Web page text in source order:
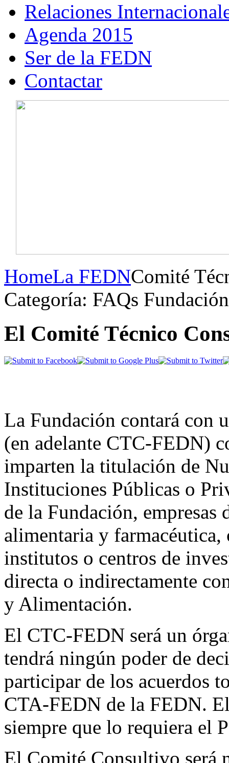
Relaciones
Agenda 2015
Ser de la FEDN
Contactar
HomeLa FEDNComité
Categoría: FAQs Fundación
El Comité Técnico
La Fundación contará con
(en adelante CTC-FEDN)
imparten la titulación de
Instituciones Públicas o
de la Fundación, empresas
alimentaria y farmacéutica,
institutos o centros de
directa o indirectamente
y Alimentación.
El CTC-FEDN será un
tendrá ningún poder de
participar de los acuerdos
CTA-FEDN de la FEDN.
siempre que lo requiera el
El Comité Consultivo será